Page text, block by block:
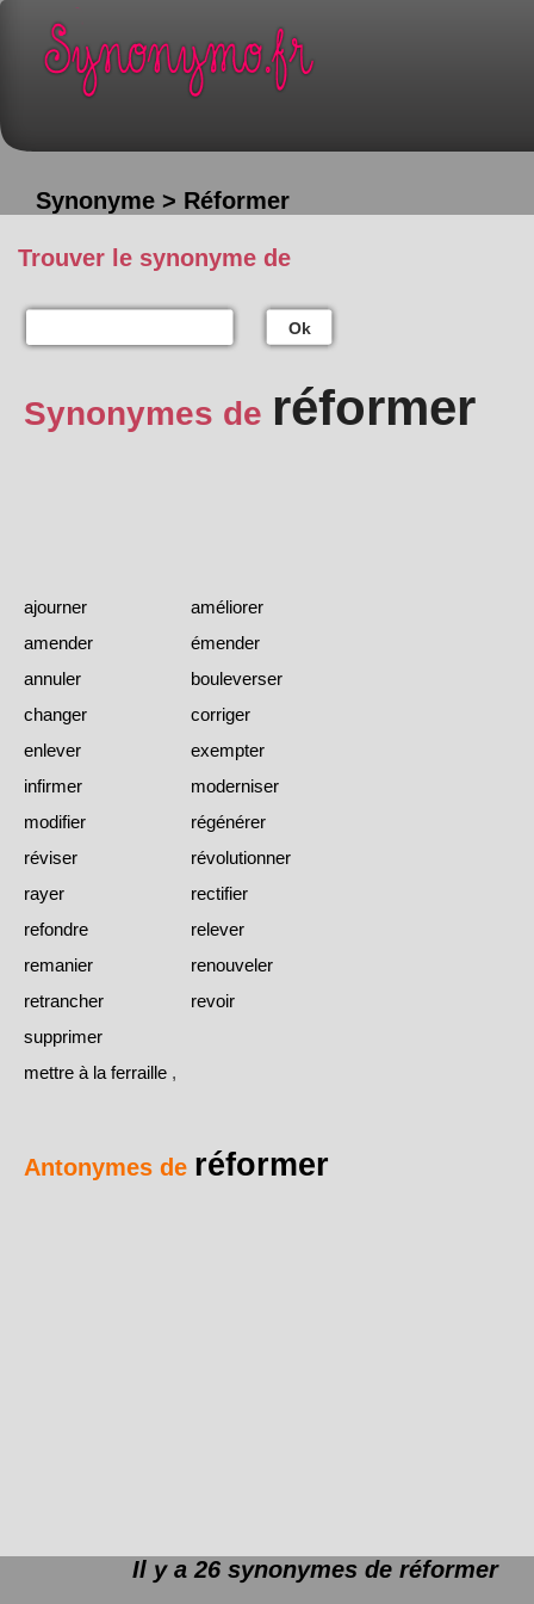
Synonyme > Réformer
Trouver le synonyme de
Ok
Synonymes de réformer
ajourner
améliorer
amender
émender
annuler
bouleverser
changer
corriger
enlever
exempter
infirmer
moderniser
modifier
régénérer
réviser
révolutionner
rayer
rectifier
refondre
relever
remanier
renouveler
retrancher
revoir
supprimer
mettre à la ferraille ,
Antonymes de réformer
Il y a 26 synonymes de réformer